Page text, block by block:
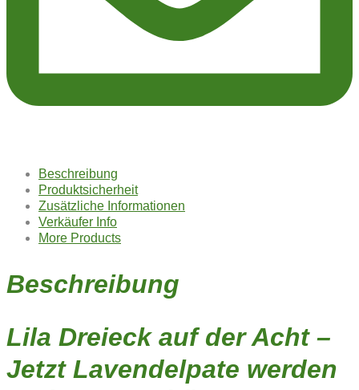
Beschreibung
Produktsicherheit
Zusätzliche Informationen
Verkäufer Info
More Products
Beschreibung
Lila Dreieck auf der Acht –
Jetzt Lavendelpate werden